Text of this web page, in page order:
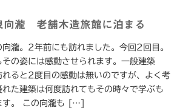
向瀧 老舗木造旅館に泊まる
向瀧。2年前にも訪れました。今回2回目。
その姿には感動させられます。一般建築
れると2度目の感動は無いのですが、よく考
れた建築は何度訪れてもその時々で学ぶも
す。 この向瀧も […]